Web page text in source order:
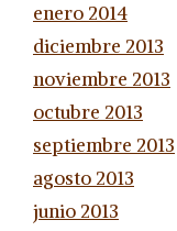
enero 2014
diciembre 2013
noviembre 2013
octubre 2013
septiembre 2013
agosto 2013
junio 2013